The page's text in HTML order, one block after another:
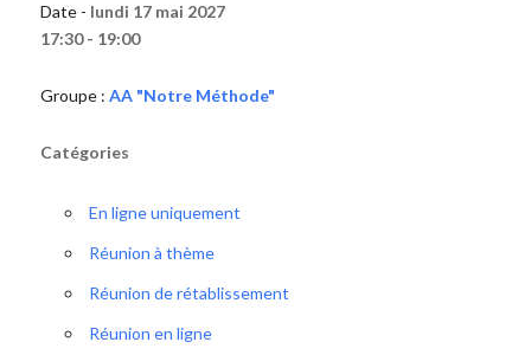
Date - lundi 17 mai 2027
17:30 - 19:00
Groupe : AA "Notre Méthode"
Catégories
En ligne uniquement
Réunion à thème
Réunion de rétablissement
Réunion en ligne